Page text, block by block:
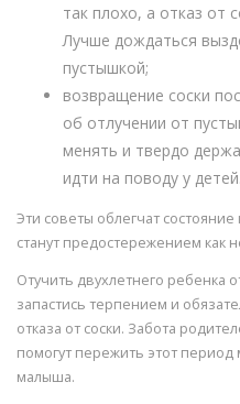
так плохо, а отказ от
Лучше дождаться
пустышкой;
возвращение соски
об отлучении от
менять и твердо
идти на поводу у детей.
Эти советы облегчат
станут предостережением как
Отучить двухлетнего ребенка
запастись терпением и
отказа от соски. Забота
помогут пережить этот
малыша.